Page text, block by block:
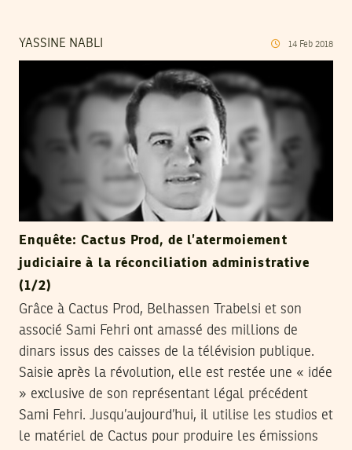
YASSINE NABLI 14 Feb 2018
Enquête: Cactus Prod, de l’atermoiement
judiciaire à la réconciliation administrative
(1/2)
Grâce à Cactus Prod, Belhassen Trabelsi et son
associé Sami Fehri ont amassé des millions de
dinars issus des caisses de la télévision publique.
Saisie après la révolution, elle est restée une « idée
» exclusive de son représentant légal précédent
Sami Fehri. Jusqu’aujourd’hui, il utilise les studios et
le matériel de Cactus pour produire les émissions